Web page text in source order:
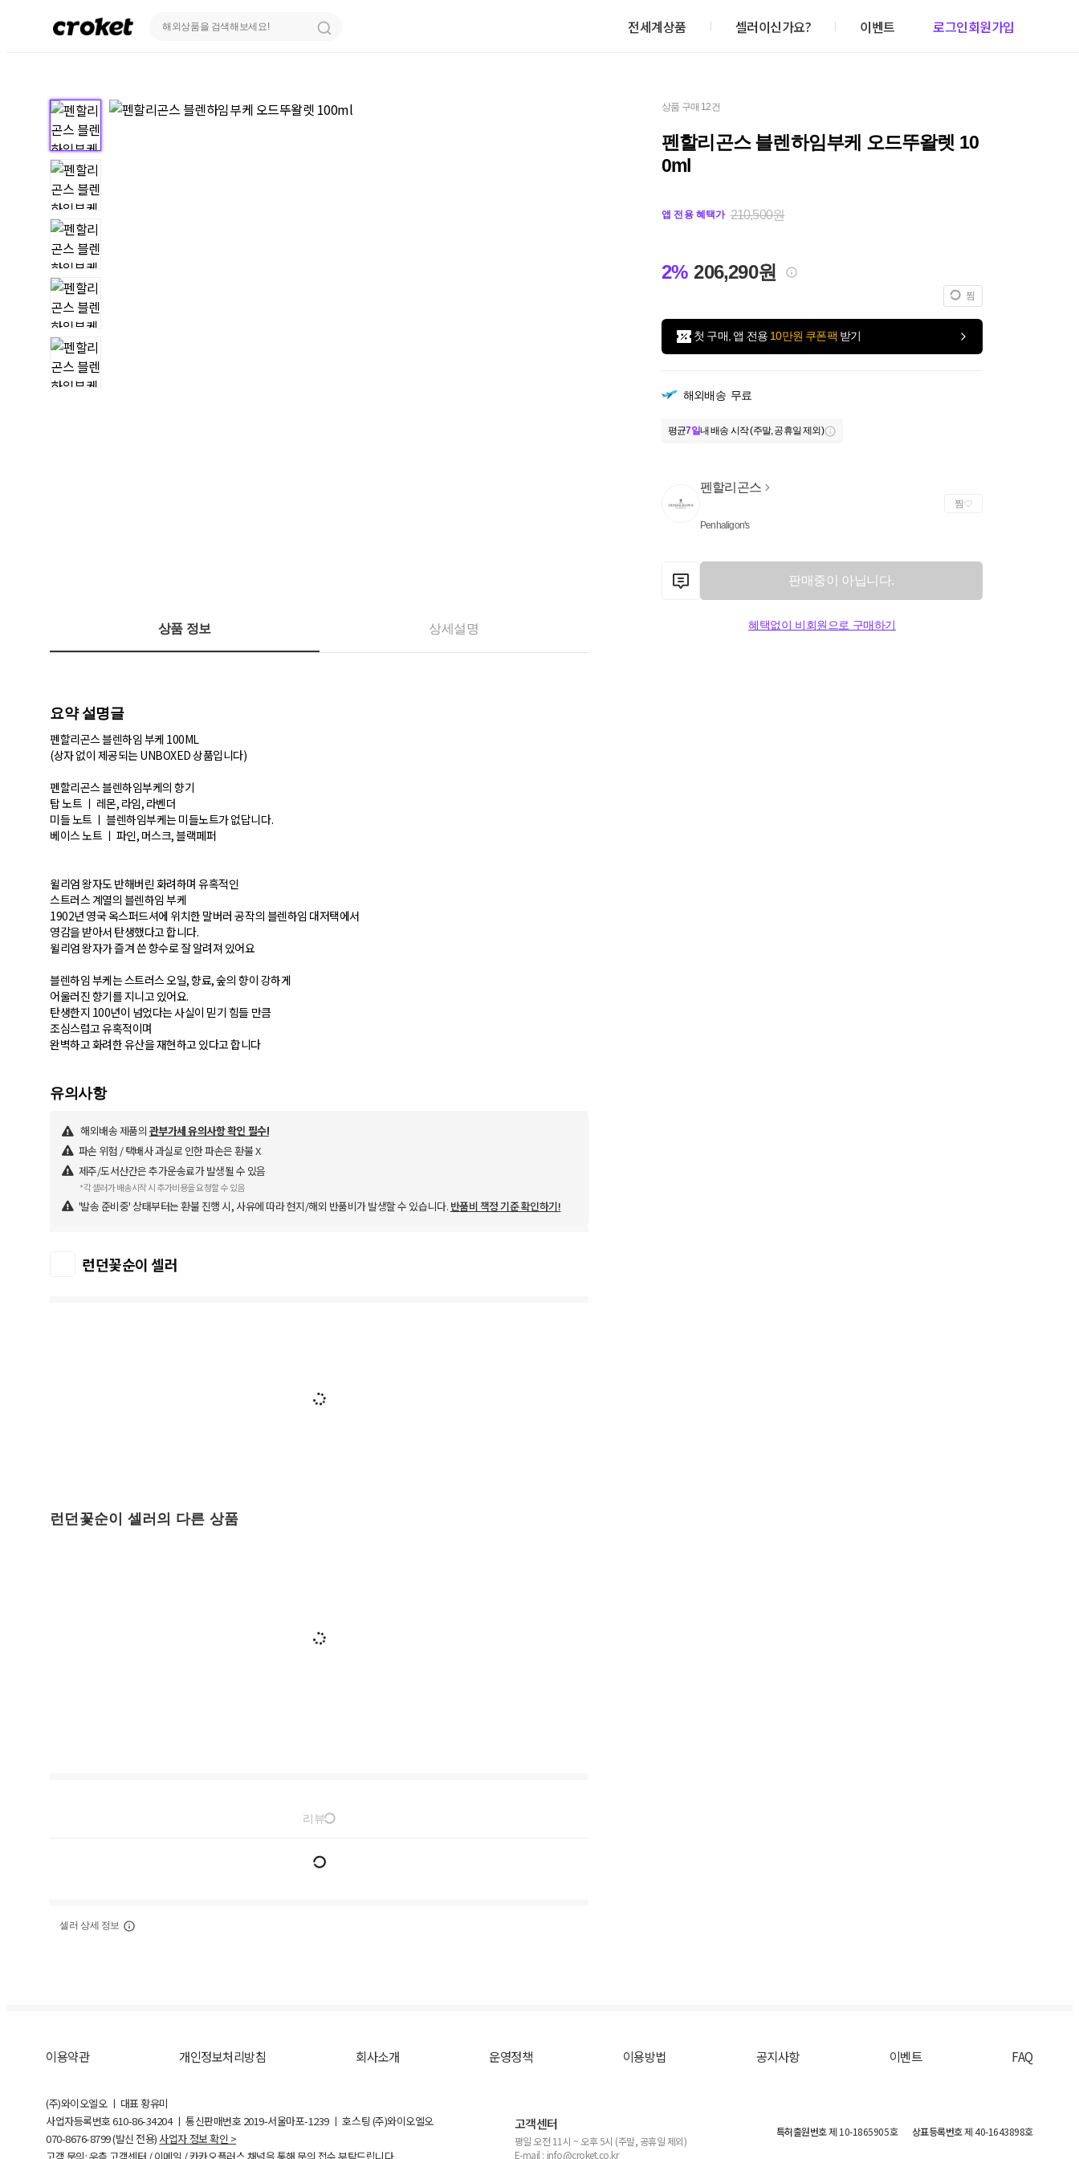
전세계상품 셀러이신가요? 이벤트 로그인회원가입
상품 구매 12건
펜할리곤스 블렌하임부케 오드뚜왈렛 10
0ml
앱 전용 혜택가 210,500원
2% 206,290원
찜
첫 구매, 앱 전용 10만원 쿠폰팩 받기
해외배송 무료
평균7일내 배송 시작 (주말, 공휴일 제외)
펜할리곤스
Penhaligon's
찜
판매중이 아닙니다.
혜택없이 비회원으로 구매하기
상품 정보 상세설명
요약 설명글
펜할리곤스 블렌하임 부케 100ML
(상자 없이 제공되는 UNBOXED 상품입니다)
펜할리곤스 블렌하임부케의 향기
탑 노트 ㅣ 레몬, 라임, 라벤더
미들 노트 ㅣ 블렌하임부케는 미들노트가 없답니다.
베이스 노트 ㅣ 파인, 머스크, 블랙페퍼
윌리엄 왕자도 반해버린 화려하며 유혹적인
스트러스 계열의 블렌하임 부케
1902년 영국 옥스퍼드셔에 위치한 말버러 공작의 블렌하임 대저택에서
영감을 받아서 탄생했다고 합니다.
윌리엄 왕자가 즐겨 쓴 향수로 잘 알려져 있어요
블렌하임 부케는 스트러스 오일, 향료, 숲의 향이 강하게
어울러진 향기를 지니고 있어요.
탄생한지 100년이 넘었다는 사실이 믿기 힘들 만큼
조심스럽고 유혹적이며
유의사항
해외배송 제품의 관부가세 유의사항 확인 필수!
파손 위험 / 택배사 과실로 인한 파손은 환불 X
제주/도서산간은 추가운송료가 발생될 수 있음
*각 셀러가 배송시작 시 추가비용을 요청할 수 있음
'발송 준비중' 상태부터는 환불 진행 시, 사유에 따라 현지/해외 반품비가 발생할 수 있습니다. 반품비 책정 기준 확인하기!
런던꽃순이 셀러
런던꽃순이 셀러의 다른 상품
리뷰
셀러 상세 정보
이용약관 개인정보처리방침 회사소개 운영정책 이용방법 공지사항 이벤트 FAQ
(주)와이오엘오 ㅣ 대표 황유미
사업자등록번호610-86-34204ㅣ 통신판매번호 2019-서울마포-1239 ㅣ 호스팅 (주)와이오엘오
070-8676-8799 (발신 전용) 사업자 정보 확인 >
고객센터
평일 오전 11시 ~ 오후 5시 (주말, 공휴일 제외)
E-mail : info@croket.co.kr
특허출원번호제 10-1865905호 상표등록번호제 40-1643898호